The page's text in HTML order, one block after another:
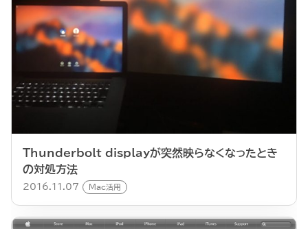
Thunderbolt displayが突然映らなくなったとき
の対処方法
2016.11.07 Mac活用